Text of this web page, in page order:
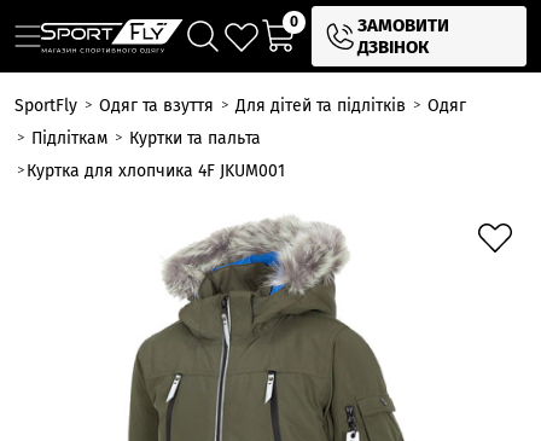
0
ЗАМОВИТИ
ДЗВІНОК
SportFly Одяг та взуття Для дітей та підлітків
Одяг
Підліткам
Куртки та пальта
Куртка для хлопчика 4F JKUM001